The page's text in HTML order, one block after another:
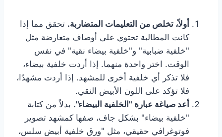
أولاً، تخلص من التعليمات المتضاربة. تحقق مما إذا
كانت المطالبة تحتوي على أوصاف متعارضة مثل
"خلفية ضبابية" و"خلفية بيضاء نقية" في نفس
الوقت. اختر واحدة منهما. إذا أردت خلفية بيضاء،
فلا تذكر أي خلفية أخرى للمشهد. إذا أردت مشهدًا،
فلا تؤكد على اللون الأبيض النقي.
أعد صياغة عبارة "الخلفية البيضاء". بدلاً من كتابة
"خلفية بيضاء" بشكل جاف، صفها كمشهد تصوير
فوتوغرافي حقيقي، مثل "ورق خلفية أبيض سلس،